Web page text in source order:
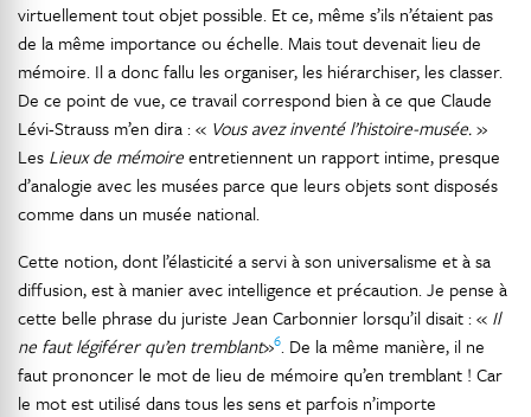
virtuellement tout objet possible. Et ce, même s’ils n’étaient pas
de la même importance ou échelle. Mais tout devenait lieu de
mémoire. Il a donc fallu les organiser, les hiérarchiser, les classer.
De ce point de vue, ce travail correspond bien à ce que Claude
Lévi-Strauss m’en dira : « Vous avez inventé l’histoire-musée.»
Les Lieux de mémoireentretiennent un rapport intime, presque
d’analogie avec les musées parce que leurs objets sont disposés
comme dans un musée national.
Cette notion, dont l’élasticité a servi à son universalisme et à sa
diffusion, est à manier avec intelligence et précaution. Je pense à
cette belle phrase du juriste Jean Carbonnier lorsqu’il disait : « Il
ne faut légiférer qu’en tremblant»6. De la même manière, il ne
faut prononcer le mot de lieu de mémoire qu’en tremblant ! Car
le mot est utilisé dans tous les sens et parfois n’importe